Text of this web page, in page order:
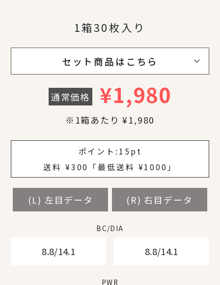
1箱30枚入り
セット商品はこちら
通常価格 ¥1,980
※1箱あたり ¥1,980
¥
¥
¥
¥
¥
¥
ポイント: 15pt
送料 ¥300「最低送料 ¥1000」
(L) 左目データ (R) 右目データ
BC/DIA
8.8/14.1 8.8/14.1
PWR
(L) 左目データ (R) 右目データ
BC/DIA
8.8/14.1 8.8/14.1
PWR
(L) 左目データ (R) 右目データ
BC/DIA
8.8/14.1 8.8/14.1
PWR
(L) 左目データ (R) 右目データ
BC/DIA
8.8/14.1 8.8/14.1
PWR
(L) 左目データ (R) 右目データ
BC/DIA
8.8/14.1 8.8/14.1
PWR
(L) 左目データ (R) 右目データ
BC/DIA
8.8/14.1 8.8/14.1
PWR
(L) 左目データ (R) 右目データ
BC/DIA
8.8/14.1 8.8/14.1
PWR